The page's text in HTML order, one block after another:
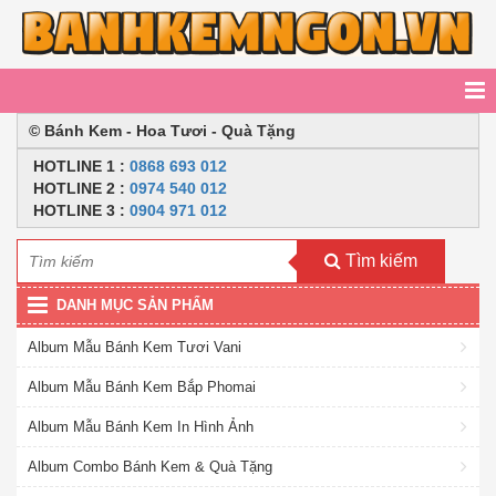
© Bánh Kem - Hoa Tươi - Quà Tặng
HOTLINE 1 : 0868 693 012
HOTLINE 2 : 0974 540 012
HOTLINE 3 : 0904 971 012
Tìm kiếm
DANH MỤC SẢN PHẨM
Album Mẫu Bánh Kem Tươi Vani
Album Mẫu Bánh Kem Bắp Phomai
Album Mẫu Bánh Kem In Hình Ảnh
Album Combo Bánh Kem & Quà Tặng